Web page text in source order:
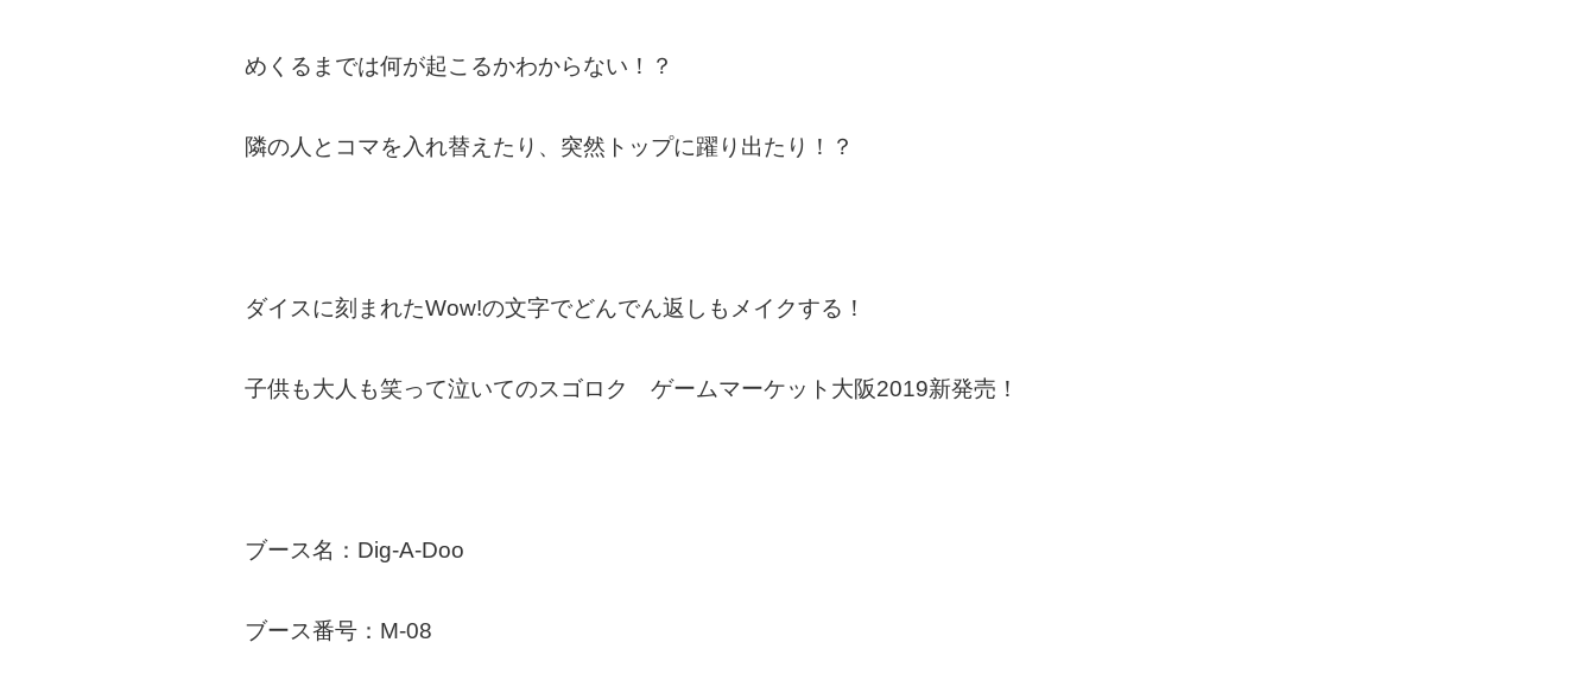
めくるまでは何が起こるかわからない！？
隣の人とコマを入れ替えたり、突然トップに躍り出たり！？
ダイスに刻まれたWow!の文字でどんでん返しもメイクする！
子供も大人も笑って泣いてのスゴロク ゲームマーケット大阪2019新発売！
ブース名：Dig-A-Doo
ブース番号：M-08